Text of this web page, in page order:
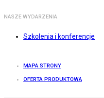
NASZE WYDARZENIA
Szkolenia i konferencje
MAPA STRONY
OFERTA PRODUKTOWA